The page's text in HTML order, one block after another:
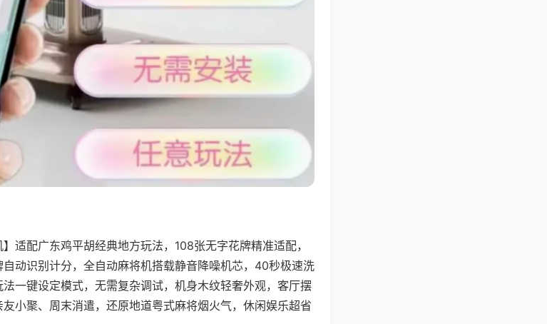
适配广东鸡平胡经典地方玩法，108张无字花牌精准适配，
动识别计分，全自动麻将机搭载静音降噪机芯，40秒极速洗
一键设定模式，无需复杂调试，机身木纹轻奢外观，客厅摆
小聚、周末消遣，还原地道粤式麻将烟火气，休闲娱乐超省